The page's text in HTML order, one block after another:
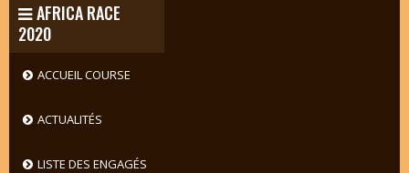
AFRICA RACE
2020
ACCUEIL COURSE
ACTUALITÉS
LISTE DES ENGAGÉS